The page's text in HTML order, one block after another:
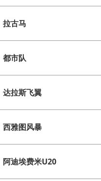
拉古马
都市队
达拉斯飞翼
西雅图风暴
阿迪埃费米U20